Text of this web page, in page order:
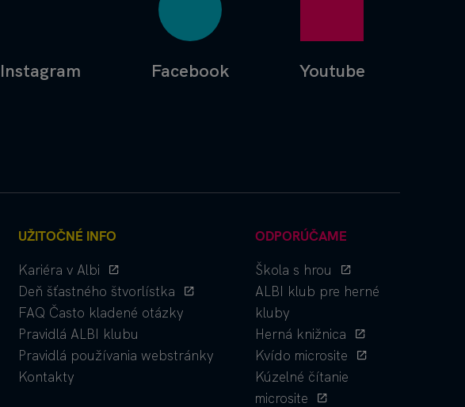
Facebook
Instagram Youtube
UŽITOČNÉ INFO
Kariéra v Albi
Deň šťastného štvorlístka
FAQ Často kladené otázky
Pravidlá ALBI klubu
Pravidlá používania webstránky
Kontakty
ODPORÚČAME
Škola s hrou
ALBI klub pre herné
kluby
Herná knižnica
Kvído microsite
Kúzelné čítanie
microsite